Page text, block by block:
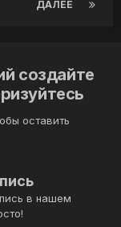
ДАЛЕЕ
создайте
оставить
в нашем